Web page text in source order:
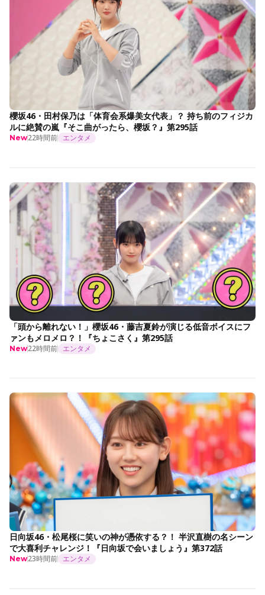
櫻坂46・田村保乃は「体育会系爆美女代表」？ 持ち前のフィジカ
ルに絶賛の嵐『そこ曲がったら、櫻坂？』第295話
New22時間前 エンタメ
「頭から離れない！」櫻坂46・藤吉夏鈴が演じる低音ボイスにフ
ァンもメロメロ？！『ちょこさく』第295話
New22時間前 エンタメ
日向坂46・松尾桜に笑いの神が憑依する？！ 半沢直樹の名シーン
で大喜利チャレンジ！『日向坂で会いましょう』第372話
New23時間前 エンタメ